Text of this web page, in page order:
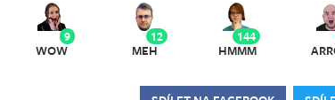
9
WOW
12
MEH
144
HMMM